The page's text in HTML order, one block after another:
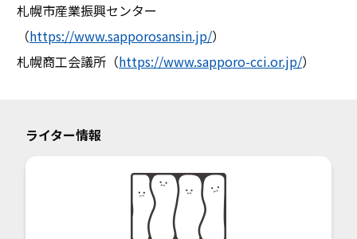
札幌市産業振興センター
（https://www.sapporosansin.jp/）
札幌商工会議所（https://www.sapporo-cci.or.jp/）
ライター情報